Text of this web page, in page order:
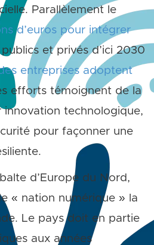
Parallèlement le
d’euros pour intégrer
publics et privés d’ici 2030
entreprises adoptent
efforts témoignent de la
technologique,
pour façonner une
d’Europe du Nord,
« nation numérique » la
Le pays doit en partie
aux années